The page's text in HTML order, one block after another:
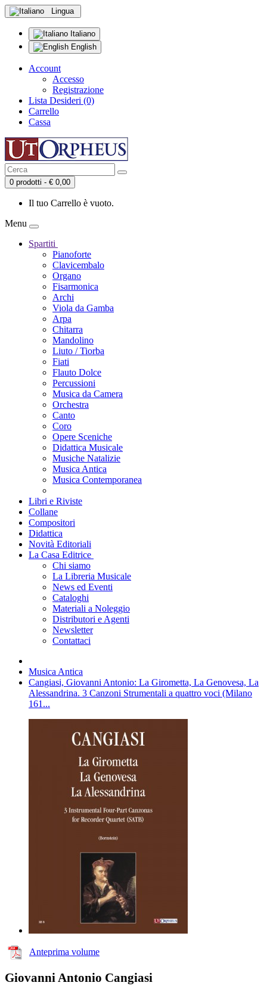
Lingua
Italiano
English
Account
Accesso
Registrazione
Lista Desideri (0)
Carrello
Cassa
0 prodotti - € 0,00
Il tuo Carrello è vuoto.
Menu
Spartiti
Pianoforte
Clavicembalo
Organo
Fisarmonica
Archi
Viola da Gamba
Arpa
Chitarra
Mandolino
Liuto / Tiorba
Fiati
Flauto Dolce
Percussioni
Musica da Camera
Orchestra
Canto
Coro
Opere Sceniche
Didattica Musicale
Musiche Natalizie
Musica Antica
Musica Contemporanea
Libri e Riviste
Collane
Compositori
Didattica
Novità Editoriali
La Casa Editrice
Chi siamo
La Libreria Musicale
News ed Eventi
Cataloghi
Materiali a Noleggio
Distributori e Agenti
Newsletter
Contattaci
Musica Antica
Cangiasi, Giovanni Antonio: La Girometta, La Genovesa, La
Alessandrina. 3 Canzoni Strumentali a quattro voci (Milano
161...
Anteprima volume
Giovanni Antonio Cangiasi